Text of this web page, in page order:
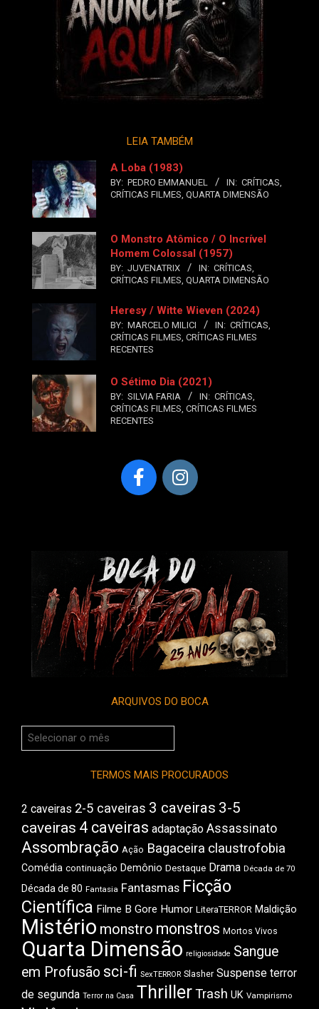
LEIA TAMBÉM
A Loba (1983)
BY: PEDRO EMMANUEL IN: CRÍTICAS
CRÍTICAS FILMES QUARTA DIMENSÃO
O Monstro Atômico / O Incrível
Homem Colossal (1957)
BY: JUVENATRIX IN: CRÍTICAS
CRÍTICAS FILMES QUARTA DIMENSÃO
Heresy / Witte Wieven (2024)
BY: MARCELO MILICI IN: CRÍTICAS
CRÍTICAS FILMES CRÍTICAS FILMES
RECENTES
O Sétimo Dia (2021)
BY: SILVIA FARIA IN: CRÍTICAS
CRÍTICAS FILMES CRÍTICAS FILMES
RECENTES
ARQUIVOS DO BOCA
Arquivos
do
TERMOS MAIS PROCURADOS
2 caveiras 2-5 caveiras 3 caveiras 3-5
caveiras 4 caveiras adaptação Assassinato
Assombração Ação Bagaceira claustrofobia
Comédia continuação Demônio Destaque Drama Década de 70
Década de 80 Fantasia Fantasmas Ficção
Científica Filme B Gore Humor LiteraTERROR Maldição
Mistério monstro monstros Mortos Vivos
Quarta Dimensão religiosidade Sangue
em Profusão sci-fi SexTERROR Slasher Suspense terror
de segunda Terror na Casa ThrillerTrash UK Vampirismo